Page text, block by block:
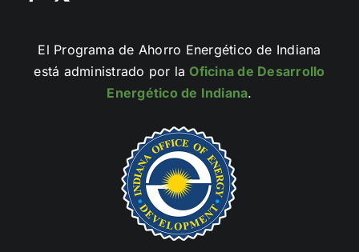
El Programa de Ahorro Energético de Indiana
está administrado por laOficina de Desarrollo
Energético de Indiana.